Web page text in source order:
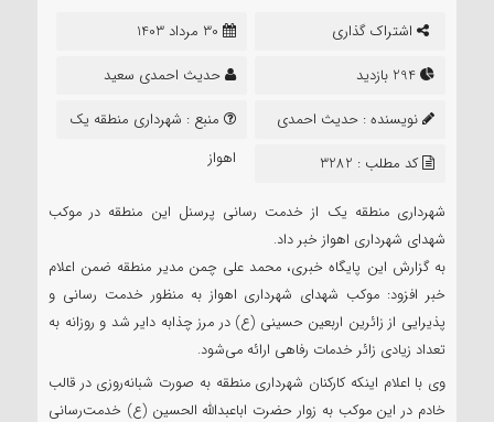
اشتراک گذاری
30 مرداد 1403
حدیث احمدی سعید
نویسنده : حدیث احمدی
سعید
منبع : شهرداری منطقه یک
اهواز
کد مطلب : 3282
شهرداری منطقه یک از خدمت رسانی پرسنل این منطقه در موکب
شهدای شهرداری اهواز خبر داد.
به گزارش این پایگاه خبری، محمد علی چمن مدیر منطقه ضمن اعلام
خبر افزود: موکب شهدای شهرداری اهواز به منظور خدمت رسانی و
پذیرایی از زائرین اربعین حسینی (ع) در مرز چذابه دایر شد و روزانه به
تعداد زیادی زائر خدمات رفاهی ارائه می‌شود.
وی با اعلام اینکه کارکنان شهرداری منطقه به صورت شبانه‌روزی در قالب
خادم در این موکب به زوار حضرت اباعبدالله الحسین (ع) خدمت‌رسانی